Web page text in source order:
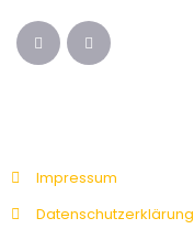
Impressum
Datenschutzerklärung